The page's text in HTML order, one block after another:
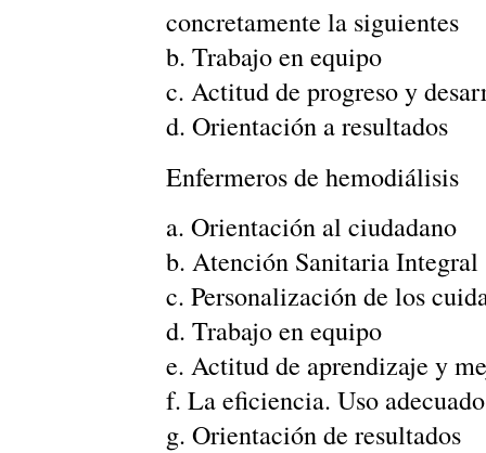
concretamente la siguientes
b. Trabajo en equipo
c. Actitud de progreso y
d. Orientación a resultados
Enfermeros de hemodiálisis
a. Orientación al ciudadano
b. Atención Sanitaria Integral
c. Personalización de los
d. Trabajo en equipo
e. Actitud de aprendizaje y
f. La eficiencia. Uso
g. Orientación de resultados